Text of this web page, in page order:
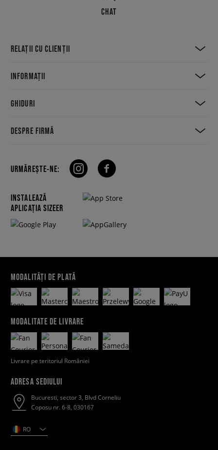
CHAT
RELAȚII CU CLIENȚII
INFORMAȚII
GHIDURI
DESPRE FIRMĂ
URMĂREȘTE-NE:
INSTALEAZĂ
APLICAȚIA SIZEER
MODALITĂȚI DE PLATĂ
MODALITATE DE LIVRARE
Livrare pe teritoriul României
ADRESA SEDIULUI
Bucuresti, sector 3, Blvd Corneliu
Coposu nr. 6-8, 030167
RO